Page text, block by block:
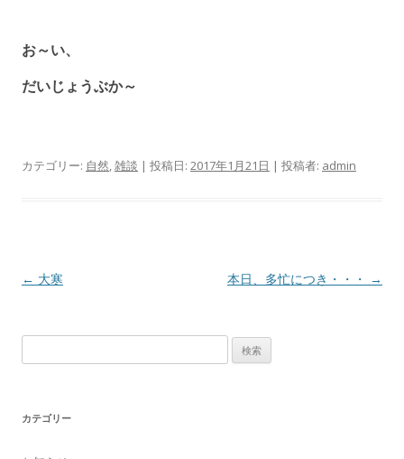
お～い、
だいじょうぶか～
カテゴリー: 自然,雑談 | 投稿日: 2017年1月21日 | 投稿者: admin
投
ョ
← 大寒 本日、多忙につき・・・ →
索
カテゴリー